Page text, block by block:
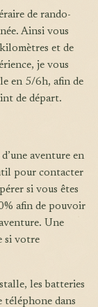
Ainsi vous
et de
je vous
en 5/6h, afin de
de départ.
pour contacter
si vous êtes
afin de pouvoir
Une
si votre
téléphone dans